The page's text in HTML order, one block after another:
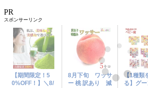
PR
スポンサーリンク